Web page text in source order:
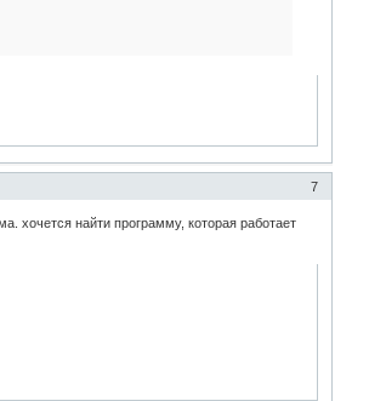
7
хочется найти программу, которая работает